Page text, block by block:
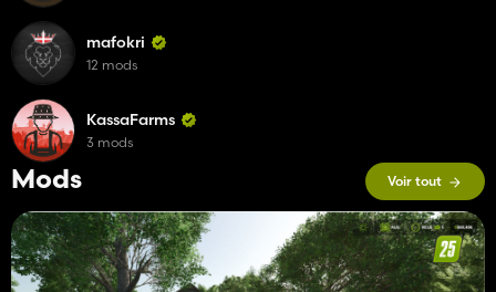
Mods Voir tout
mafokri
12 mods
KassaFarms
3 mods